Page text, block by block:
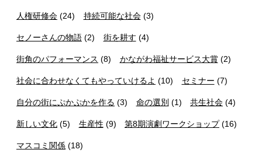
人権研修会 (24) 持続可能な社会(3)
セノーさんの物語 (2) 街を耕す (4)
街角のパフォーマンス (8) かながわ福祉サービス大賞(2)
社会に合わせなくてもやっていけるよ (10) セミナー (7)
自分の街にぷかぷかを作る (3) 命の選別 (1) 共生社会 (4)
新しい文化 (5) 生産性 (9) 第8期演劇ワークショップ(16)
マスコミ関係 (18)